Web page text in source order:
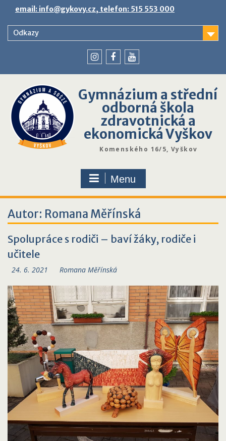
content
email: info@gykovy.cz, telefon: 515 553 000
Odkazy
Gymnázium a střední
odborná škola
zdravotnická a
ekonomická Vyškov
Komenského 16/5, Vyškov
Menu
Autor: Romana Měřínská
Spolupráce s rodiči – baví žáky, rodiče i
učitele
24. 6. 2021 Romana Měřínská